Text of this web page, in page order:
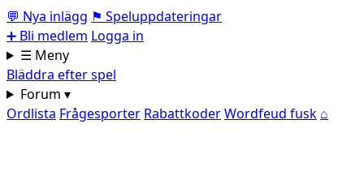
💬 Nya inlägg ⚑ Speluppdateringar
➕ Bli medlem Logga in
☰ Meny
Bläddra efter spel
Forum ▾
Ordlista Frågesporter RabattkoderWordfeud fusk ⌂